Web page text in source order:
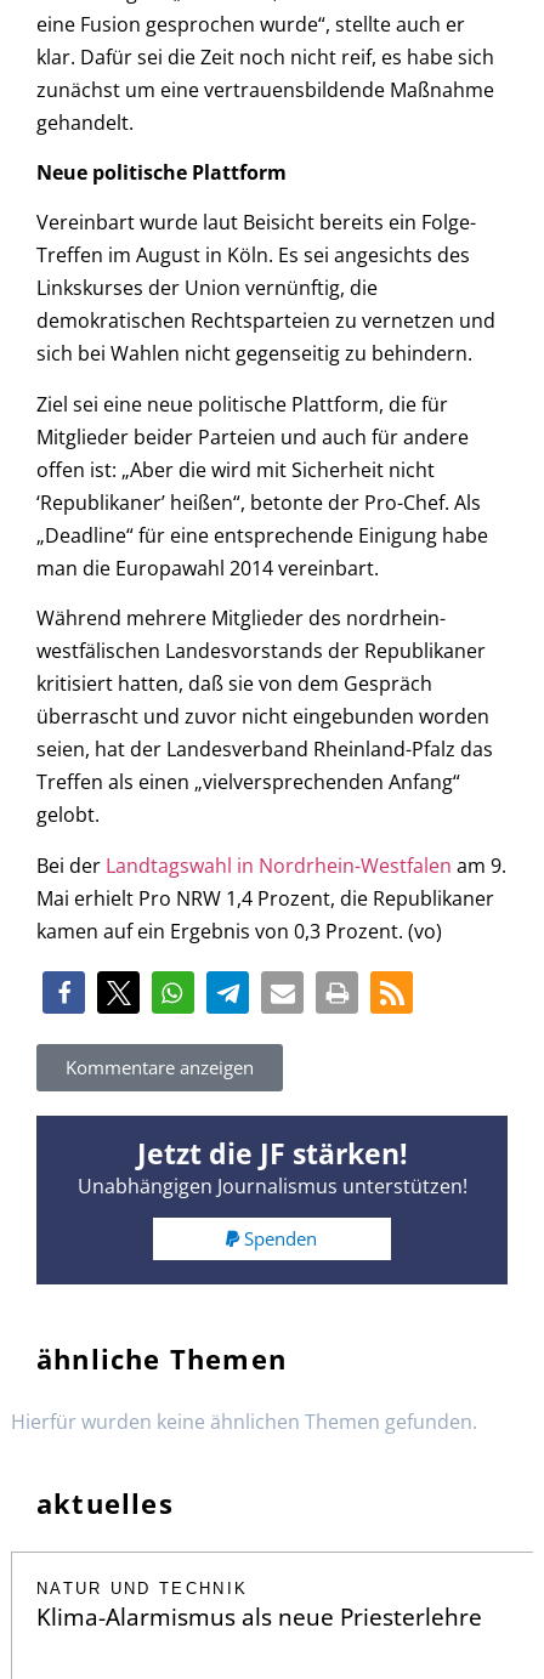
eine Fusion gesprochen wurde“, stellte auch er
klar. Dafür sei die Zeit noch nicht reif, es habe sich
zunächst um eine vertrauensbildende Maßnahme
gehandelt.
Neue politische Plattform
Vereinbart wurde laut Beisicht bereits ein Folge-
Treffen im August in Köln. Es sei angesichts des
Linkskurses der Union vernünftig, die
demokratischen Rechtsparteien zu vernetzen und
sich bei Wahlen nicht gegenseitig zu behindern.
Ziel sei eine neue politische Plattform, die für
Mitglieder beider Parteien und auch für andere
offen ist: „Aber die wird mit Sicherheit nicht
‘Republikaner’ heißen“, betonte der Pro-Chef. Als
„Deadline“ für eine entsprechende Einigung habe
man die Europawahl 2014 vereinbart.
Während mehrere Mitglieder des nordrhein-
westfälischen Landesvorstands der Republikaner
kritisiert hatten, daß sie von dem Gespräch
überrascht und zuvor nicht eingebunden worden
seien, hat der Landesverband Rheinland-Pfalz das
Treffen als einen „vielversprechenden Anfang“
gelobt.
Bei der Landtagswahl in Nordrhein-Westfalen am 9.
Mai erhielt Pro NRW 1,4 Prozent, die Republikaner
kamen auf ein Ergebnis von 0,3 Prozent. (vo)
Kommentare anzeigen
Jetzt die JF stärken!
Unabhängigen Journalismus unterstützen!
Spenden
ähnliche Themen
Hierfür wurden keine ähnlichen Themen gefunden.
aktuelles
NATUR UND TECHNIK
Klima-Alarmismus als neue Priesterlehre